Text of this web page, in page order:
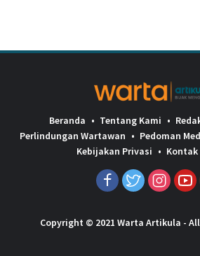
Beranda Tentang Kami
Perlindungan Wartawan
Pedoman
Kebijakan Privasi
Kontak
Copyright © 2021 Warta Artikula -